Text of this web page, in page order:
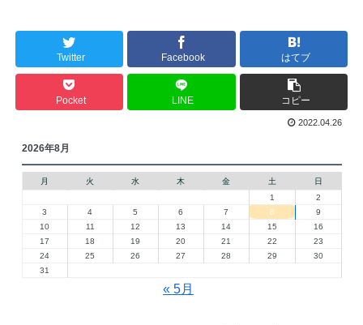
Twitter Facebook はてブ
Pocket LINE コピー
2022.04.26
2026年8月
月 火 水 木 金 土
日
1
2
3
4 5 6 7 8
9
10
11 12 13 14 15
16
17
18 19 20 21 22
23
24
25 26 27 28 29
30
31
« 5月